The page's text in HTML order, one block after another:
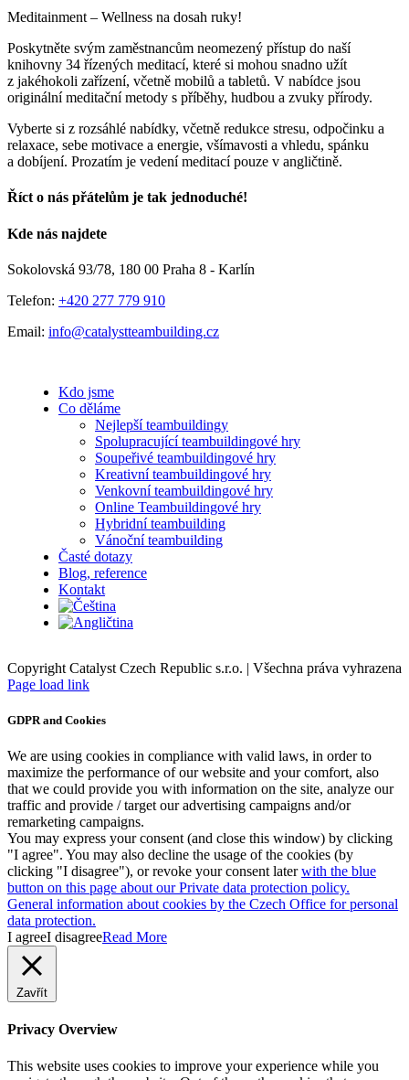
Meditainment – Wellness na dosah ruky!
Poskytněte svým zaměstnancům neomezený přístup do naší
knihovny 34 řízených meditací, které si mohou snadno užít
z jakéhokoli zařízení, včetně mobilů a tabletů. V nabídce jsou
originální meditační metody s příběhy, hudbou a zvuky přírody.
Vyberte si z rozsáhlé nabídky, včetně redukce stresu, odpočinku a
relaxace, sebe motivace a energie, všímavosti a vhledu, spánku
a dobíjení. Prozatím je vedení meditací pouze v angličtině.
Říct o nás přátelům je tak jednoduché!
Facebook
E-
Kde nás najdete
Sokolovská 93/78, 180 00 Praha 8 - Karlín
Telefon: +420 277 779 910
Email: info@catalystteambuilding.cz
Kdo jsme
Co děláme
Nejlepší teambuildingy
Spolupracující teambuildingové hry
Soupeřivé teambuildingové hry
Kreativní teambuildingové hry
Venkovní teambuildingové hry
Online Teambuildingové hry
Hybridní teambuilding
Vánoční teambuilding
Časté dotazy
Blog, reference
Kontakt
Copyright Catalyst Czech Republic s.r.o. | Všechna práva vyhrazena
Facebook
Instagram
Page load link
GDPR and Cookies
We are using cookies in compliance with valid laws, in order to
maximize the performance of our website and your comfort, also
that we could provide you with information on the site, analyze our
traffic and provide / target our advertising campaigns and/or
remarketing campaigns.
You may express your consent (and close this window) by clicking
"I agree". You may also decline the usage of the cookies (by
clicking "I disagree"), or revoke your consent laterwith the blue
button on this page about our Private data protection policy.
General information about cookies by the Czech Office for personal
data protection.
I agreeI disagreeRead More
Zavřít
Privacy Overview
This website uses cookies to improve your experience while you